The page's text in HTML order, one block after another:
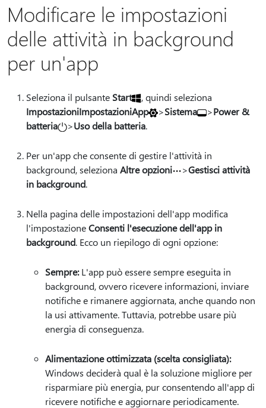
Modificare le impostazioni
delle attività in background
per un'app
Seleziona il pulsante Start
, quindi seleziona
ImpostazioniImpostazioniApp
>Sistema >Power &
batteria
>Uso della batteria.
Per un'app che consente di gestire l'attività in
background, seleziona Altre opzioni >Gestisci attività
in background.
Nella pagina delle impostazioni dell'app modifica
l'impostazioneConsenti l'esecuzione dell'app in
background. Ecco un riepilogo di ogni opzione:
Sempre:L'app può essere sempre eseguita in
background, ovvero ricevere informazioni, inviare
notifiche e rimanere aggiornata, anche quando non
la usi attivamente. Tuttavia, potrebbe usare più
energia di conseguenza.
Alimentazione ottimizzata (scelta consigliata):
Windows deciderà qual è la soluzione migliore per
risparmiare più energia, pur consentendo all'app di
ricevere notifiche e aggiornare periodicamente.